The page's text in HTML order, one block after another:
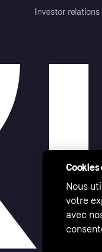
Investor relations
Nous
votre
avec